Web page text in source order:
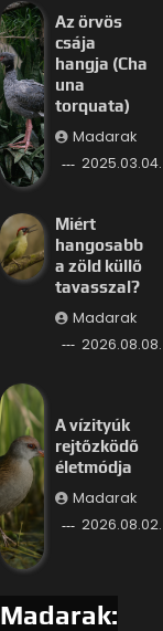
Az örvös
csája
hangja (Cha
una
torquata)
Madarak
2025.03.04.
Miért
hangosabb
a zöld küllő
tavasszal?
Madarak
2026.08.08.
A vízityúk
rejtőzködő
életmódja
Madarak
2026.08.02.
Madarak: